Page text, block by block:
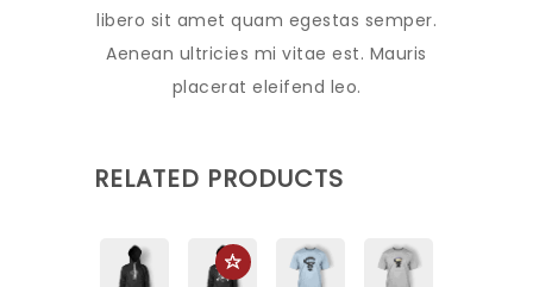
libero sit amet quam egestas semper.
Aenean ultricies mi vitae est. Mauris
placerat eleifend leo.
RELATED PRODUCTS